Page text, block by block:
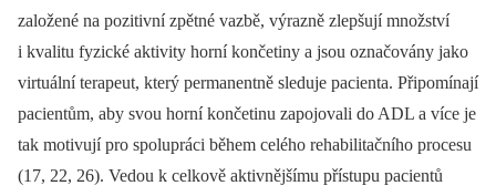
založené na pozitivní zpětné vazbě, výrazně zlepšují množství
i kvalitu fyzické aktivity horní končetiny a jsou označovány jako
virtuální terapeut, který permanentně sleduje pacienta. Připomínají
pacientům, aby svou horní končetinu zapojovali do ADL a více je
tak motivují pro spolupráci během celého rehabilitačního procesu
(17, 22, 26). Vedou k celkově aktivnějšímu přístupu pacientů